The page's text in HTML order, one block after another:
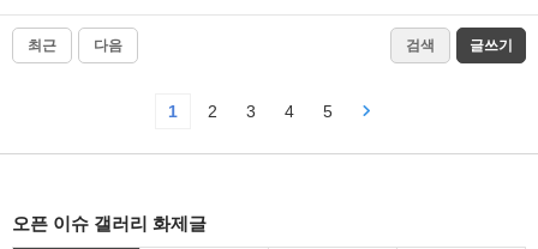
최근 다음 검색 글쓰기
1 2 3 4 5
오픈 이슈 갤러리 화제글